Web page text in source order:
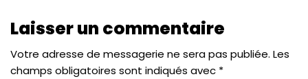
Laisser un commentaire
Votre adresse de messagerie ne sera pas publiée. Les
champs obligatoires sont indiqués avec *